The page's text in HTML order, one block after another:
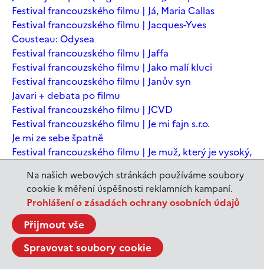
Na našich webových stránkách používáme soubory
cookie k měření úspěšnosti reklamních kampaní.
Prohlášení o zásadách ochrany osobních údajů
Přijmout vše
Spravovat soubory cookie
Festival francouzského filmu | Já, Maria Callas
Festival francouzského filmu | Jacques-Yves
Cousteau: Odysea
Festival francouzského filmu | Jaffa
Festival francouzského filmu | Jako malí kluci
Festival francouzského filmu | Janův syn
Javari + debata po filmu
Festival francouzského filmu | JCVD
Festival francouzského filmu | Je mi fajn s.r.o.
Je mi ze sebe špatně
Festival francouzského filmu | Je muž, který je vysoký,
Chomským
Festival francouzského filmu | Je to jen konec světa
Festival francouzského filmu | Je to jen konec světa
Festival francouzského filmu | Jeanne du Barry -
Králova milenka
Jeanne du Barry – Králova milenka